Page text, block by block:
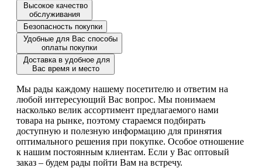
Высокое качество
обслуживания
Безопасность покупки
Удобные для Вас способы
оплаты покупки
Доставка в удобное для
Вас время и место
Мы рады каждому нашему посетителю и ответим на
любой интересующий Вас вопрос. Мы понимаем
насколько велик ассортимент предлагаемого нами
товара на рынке, поэтому стараемся подбирать
доступную и полезную информацию для принятия
оптимального решения при покупке. Особое отношение
к нашим постоянным клиентам. Если у Вас оптовый
заказ – будем рады пойти Вам на встречу.